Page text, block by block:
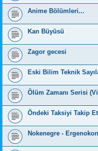
Anime Bölümleri...
Kan Büyüsü
Zagor gecesi
Eski Bilim Teknik
Ölüm Zamanı Serisi
Öndeki Taksiyi Takip
Nokenegre -